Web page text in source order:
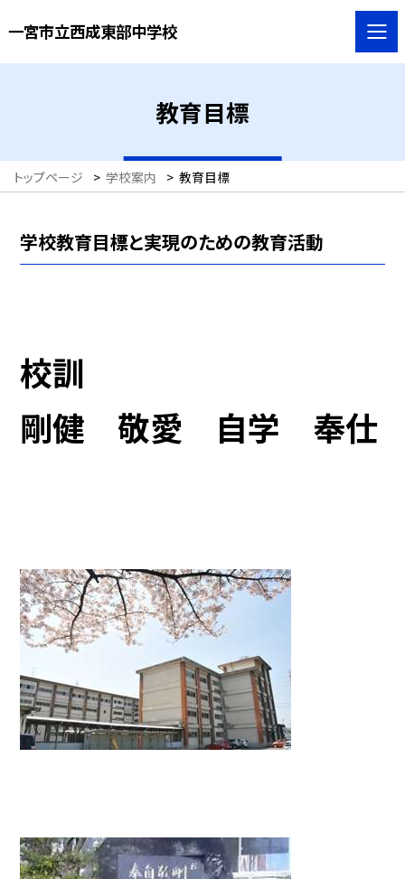
一宮市立西成東部中学校
教育目標
トップページ > 学校案内 > 教育目標
学校教育目標と実現のための教育活動
校訓
剛健 敬愛 自学 奉仕